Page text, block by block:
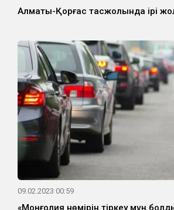
Алматы-Қорғас тасжолында ірі
09.02.2023 00:59
«Моңғолия нөмірін тіркеу мұң